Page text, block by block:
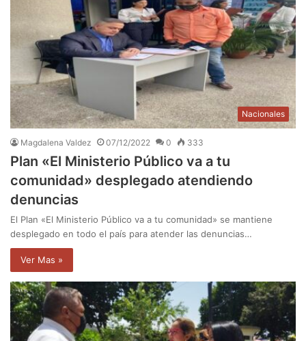
Nacionales
Magdalena Valdez 07/12/2022 0 333
Plan «El Ministerio Público va a tu
comunidad» desplegado atendiendo
denuncias
El Plan «El Ministerio Público va a tu comunidad» se mantiene
desplegado en todo el país para atender las denuncias…
Ver Mas »